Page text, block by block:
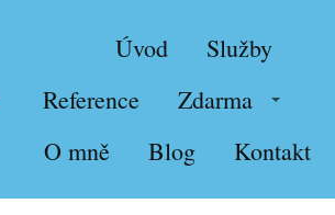
Úvod
Služby
Reference
Zdarma
O mně
Blog Kontakt